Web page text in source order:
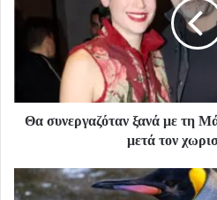
Θα συνεργαζόταν ξανά με τη
μετά τον